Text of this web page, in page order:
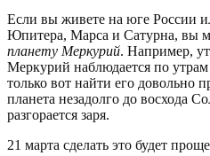
Если вы живете на юге России
Юпитера, Марса и Сатурна, вы
планету Меркурий. Например,
Меркурий наблюдается по
только вот найти его довольно
планета незадолго до восхода
разгорается заря.
21 марта сделать это будет